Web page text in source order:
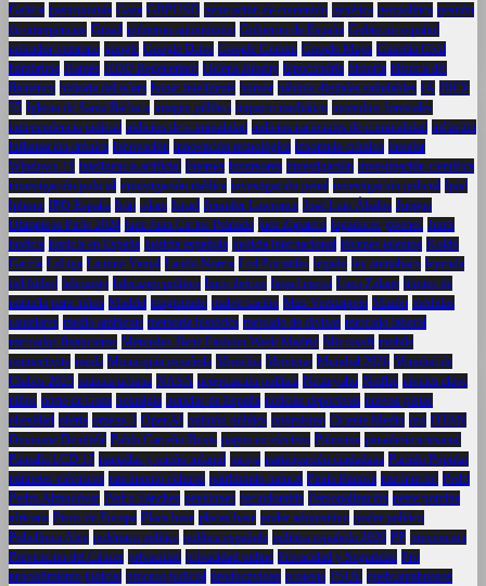
Galicia gastronomía Gaza GBPUSD generación de contenido genética geopolítica gestión
de emergencias Gmail gobierno autonómico Gobierno de España Gobierno español
goleador veterano google Google Drive Google Gemini Google Maps Guardia Civil
hambruna Hamás HDD Regenerator Helena Jubany hipocondría historia historia del
flamenco historia del islam hogar inteligente humor hábitos digitales saludables IA IBEX
35 Iglesia de Santa Bárbara imagen pública impacto mediático incendios forestales
independencia judicial indicios de criminalidad indicios racionales de criminalidad inflación
inflamación crónica innovación innovación tecnológica insomnio crónico instalar
Windows 11 inteligencia artificial Internet inversores investigación investigación científica
investigación judicial investigación médica investigación penal investigación policial Ipad
Iphone IPO España Irán islam Israel Jennifer Lawrence José Luis Ábalos Juegos
Olímpicos París 2024 juez Juan Carlos Peinado juez Zapatero jugadores jóvenes Junts
justicia justicia en España justicia española justicia internacional jóvenes talentos Koldo
García LaLiga Lamine Yamal Lando Norris Lcd Portatiles legado ley antitabaco leyenda
del fútbol liderazgo liderazgo político lince ibérico lionel messi Luca Zidane límites de
pantalla para niños Madrid magistrado malversación Max Verstappen Mazón medidas
cautelares medio ambiente memoria histórica mercado de divisas mercado laboral
mercados financieros Mercedes-Benz Fashion Week Madrid Microsoft mobile
connectivity moda Monarquía española Moncloa Movistar Mundial 2026 Mundial de
Clubes 2025 música urbana NASA negociación política Netanyahu Netflix niveles clave
niños norte de Gaza nostalgia noticias de España noticias deportivas nuevas pistas
obesidad oferta omega-3 OpenAI opinión pública optimismo Oriente Medio oro OTAN
Ousmane Dembélé Pablo Carreño Busta pagos en efectivo Palestina panadería artesanal
Pantalla LCD 17 pantallas y sueño infantil pareja participación ciudadana Partido Popular
patinetes eléctricos patrimonio cultural patrimonio natural Paula Badosa paz interior Pedri
Pedro Almodóvar Pedro Sánchez pensiones periodontitis Personalización peste porcina
africana Picos de Europa Placa base placas base poder adquisitivo poder político
Policlínica Alen polémica política política española política española 2026 PP prevención
Prevención del Cáncer privacidad privacidad online Privacidad y Seguridad Pro
procedimiento judicial proceso judicial productividad protesta PSOE quebrantahuesos